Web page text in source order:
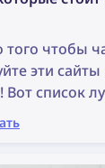
того чтобы
эти
Вот список